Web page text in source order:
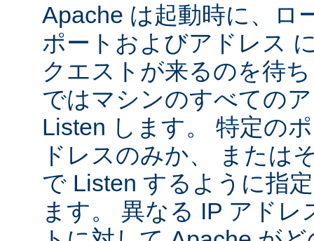
Apache は起動時に、ロ
ポートおよびアドレス
クエストが来るのを待
ではマシンのすべての
Listen します。 特定の
ドレスのみか、 または
で Listen するように指
ます。 異なる IP アド